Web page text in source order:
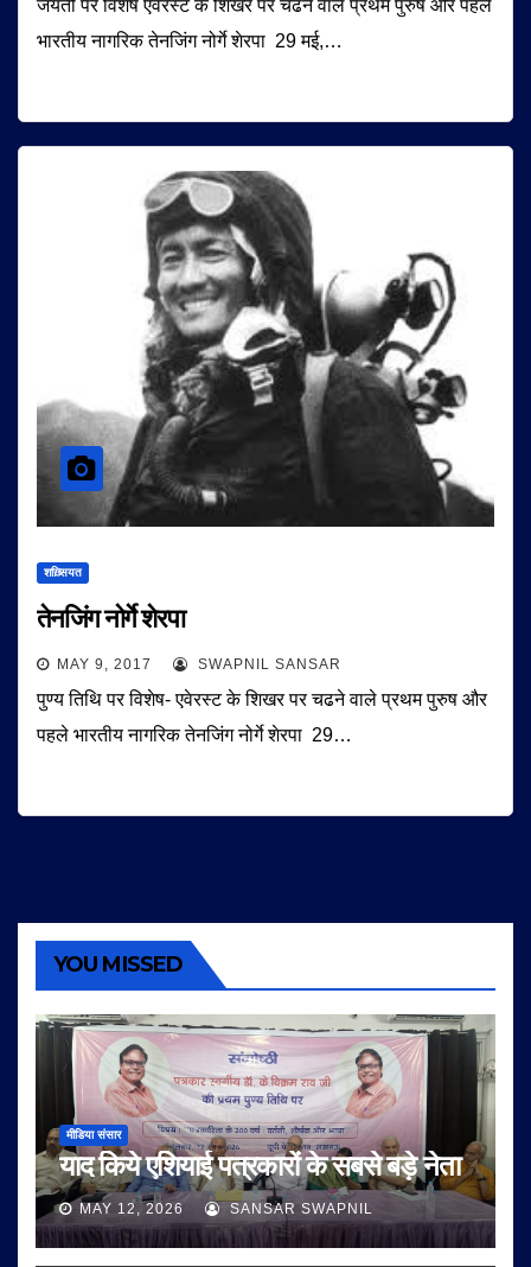
जयंती पर विशेष एवेरस्ट के शिखर पर चढने वाले प्रथम पुरुष और पहले
भारतीय नागरिक तेनजिंग नोर्गे शेरपा 29 मई,…
शख़्सियत
तेनजिंग नोर्गे शेरपा
MAY 9, 2017 SWAPNIL SANSAR
पुण्य तिथि पर विशेष- एवेरस्ट के शिखर पर चढने वाले प्रथम पुरुष और
पहले भारतीय नागरिक तेनजिंग नोर्गे शेरपा 29…
YOU MISSED
मीडिया संसार
याद किये एशियाई पत्रकारों के सबसे बड़े नेता
MAY 12, 2026 SANSAR SWAPNIL